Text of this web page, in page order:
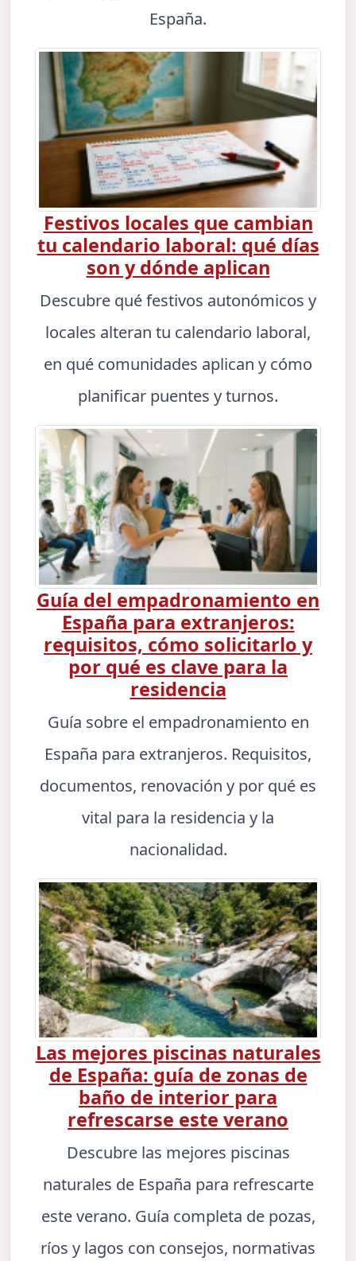
España.
Festivos locales que cambian
tu calendario laboral: qué días
son y dónde aplican
Descubre qué festivos autonómicos y
locales alteran tu calendario laboral,
en qué comunidades aplican y cómo
planificar puentes y turnos.
Guía del empadronamiento en
España para extranjeros:
requisitos, cómo solicitarlo y
por qué es clave para la
residencia
Guía sobre el empadronamiento en
España para extranjeros. Requisitos,
documentos, renovación y por qué es
vital para la residencia y la
nacionalidad.
Las mejores piscinas naturales
de España: guía de zonas de
baño de interior para
refrescarse este verano
Descubre las mejores piscinas
naturales de España para refrescarte
este verano. Guía completa de pozas,
ríos y lagos con consejos, normativas